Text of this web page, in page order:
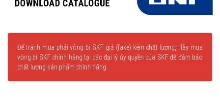
Để tránh mua phải vòng bi SKF giả (fake) kém chất lượng, Hãy mua
vòng bi SKF chính hãng tại các đại lý ủy quyền của SKF để đảm bảo
chất lượng sản phẩm chính hãng.